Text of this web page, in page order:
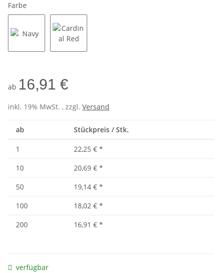
Farbe
ab 16,91 €
inkl. 19% MwSt. , zzgl. Versand
ab Stückpreis / Stk.
1 22,25 € *
10
20,69 € *
50
19,14 € *
100
18,02 € *
200
16,91 € *
verfügbar